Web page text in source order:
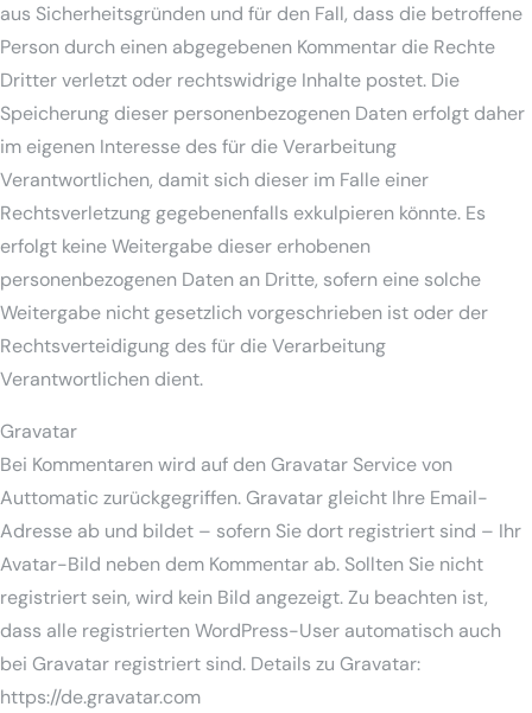
aus Sicherheitsgründen und für den Fall, dass die betroffene
Person durch einen abgegebenen Kommentar die Rechte
Dritter verletzt oder rechtswidrige Inhalte postet. Die
Speicherung dieser personenbezogenen Daten erfolgt daher
im eigenen Interesse des für die Verarbeitung
Verantwortlichen, damit sich dieser im Falle einer
Rechtsverletzung gegebenenfalls exkulpieren könnte. Es
erfolgt keine Weitergabe dieser erhobenen
personenbezogenen Daten an Dritte, sofern eine solche
Weitergabe nicht gesetzlich vorgeschrieben ist oder der
Rechtsverteidigung des für die Verarbeitung
Verantwortlichen dient.
Gravatar
Bei Kommentaren wird auf den Gravatar Service von
Auttomatic zurückgegriffen. Gravatar gleicht Ihre Email-
Adresse ab und bildet – sofern Sie dort registriert sind – Ihr
Avatar-Bild neben dem Kommentar ab. Sollten Sie nicht
registriert sein, wird kein Bild angezeigt. Zu beachten ist,
dass alle registrierten WordPress-User automatisch auch
bei Gravatar registriert sind. Details zu Gravatar:
https://de.gravatar.com